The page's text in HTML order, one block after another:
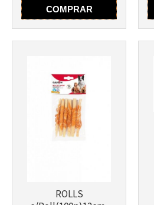
COMPRAR
ROLLS